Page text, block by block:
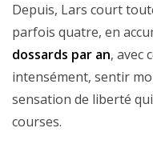
Depuis, Lars court
parfois quatre, en
dossards par an, avec
intensément, sentir
sensation de liberté
courses.